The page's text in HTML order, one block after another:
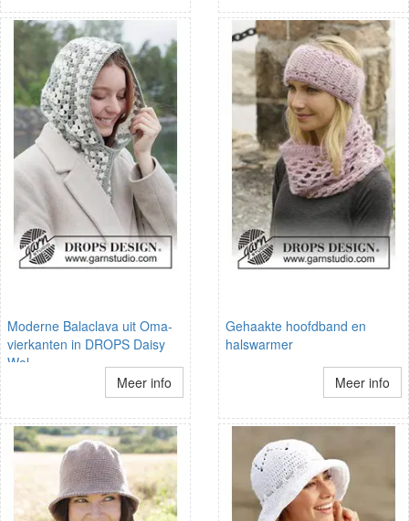
Moderne Balaclava uit Oma-
vierkanten in DROPS Daisy
Wol
Meer info
Gehaakte hoofdband en
halswarmer
Meer info